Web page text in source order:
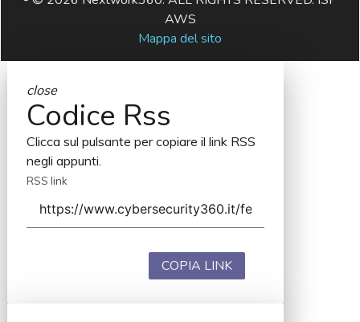
AWS
Mappa del sito
close
Codice Rss
Clicca sul pulsante per copiare il link RSS
negli appunti.
RSS link
COPIA LINK